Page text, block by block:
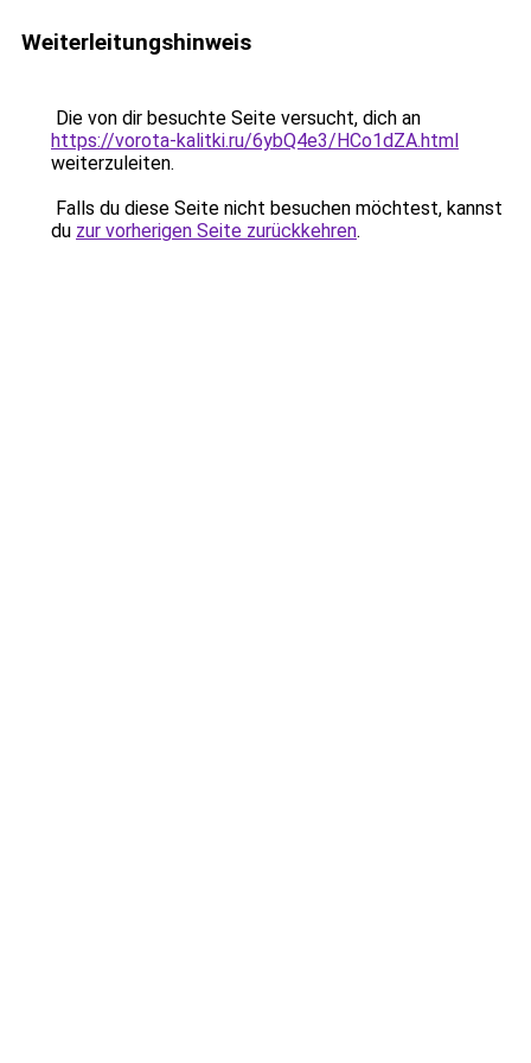
Weiterleitungshinweis
Die von dir besuchte Seite versucht, dich an
https://vorota-kalitki.ru/6ybQ4e3/HCo1dZA.html
weiterzuleiten.
Falls du diese Seite nicht besuchen möchtest, kannst
du zur vorherigen Seite zurückkehren.